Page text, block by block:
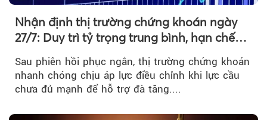
Nhận định thị trường chứng khoán ngày
27/7: Duy trì tỷ trọng trung bình, hạn chế
Sau phiên hồi phục ngắn, thị trường chứng khoán
nhanh chóng chịu áp lực điều chỉnh khi lực cầu
chưa đủ mạnh để hỗ trợ đà tăng....